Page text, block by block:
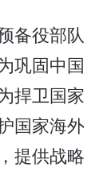
备役部队
巩固中国
捍卫国家
国家海外
提供战略